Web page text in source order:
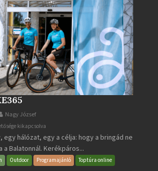
Nagy József
kikapcsolva
egy hálózat, egy a célja: hogy a bringád ne
Balatonnál. Kerékpáros...
Outdoor Programajánló Toptúra online